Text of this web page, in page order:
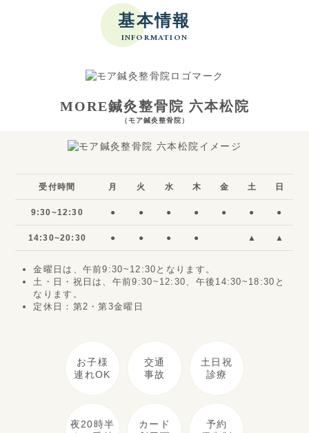
基本情報
INFORMATION
MORE鍼灸整骨院 六本松院
（モア鍼灸整骨院）
受付時間 月 火 水 木 金 土 日
9:30~12:30 ● ● ● ● ● ● ●
14:30~20:30 ● ● ● ● ▲ ▲
金曜日は、午前9:30~12:30となります。
土・日・祝日は、午前9:30~12:30、午後14:30~18:30と
なります。
定休日：第2・第3金曜日
お子様
連れOK
交通
事故
土日祝
診療
夜20時半
カード
予約